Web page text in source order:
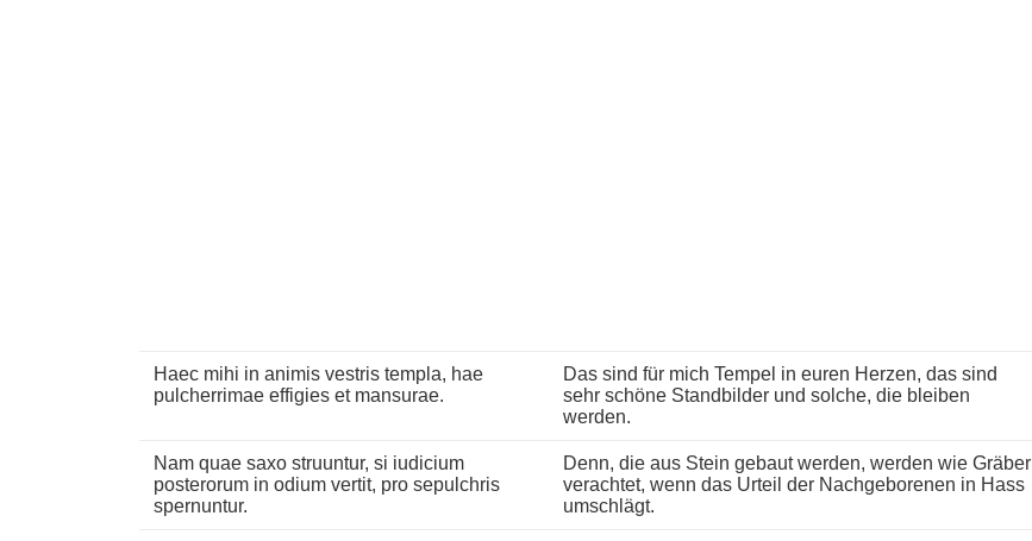
Haec mihi in animis vestris templa, hae
pulcherrimae effigies et mansurae.
Das sind für mich Tempel in euren Herzen, das sind
sehr schöne Standbilder und solche, die bleiben
werden.
Nam quae saxo struuntur, si iudicium
posterorum in odium vertit, pro sepulchris
spernuntur.
Denn, die aus Stein gebaut werden, werden wie Gräber
verachtet, wenn das Urteil der Nachgeborenen in Hass
umschlägt.